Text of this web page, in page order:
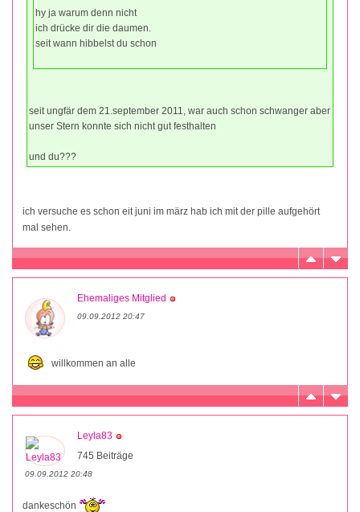
hy ja warum denn nicht
ich drücke dir die daumen.
seit wann hibbelst du schon
seit ungfär dem 21.september 2011, war auch schon schwanger aber
unser Stern konnte sich nicht gut festhalten
und du???
ich versuche es schon eit juni im märz hab ich mit der pille aufgehört
mal sehen.
Ehemaliges Mitglied
09.09.2012 20:47
willkommen an alle
Leyla83
745 Beiträge
09.09.2012 20:48
dankeschön